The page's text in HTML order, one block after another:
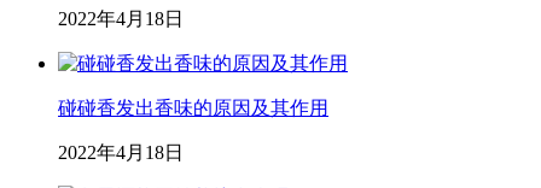
2022年4月18日
碰碰香发出香味的原因及其作用
2022年4月18日